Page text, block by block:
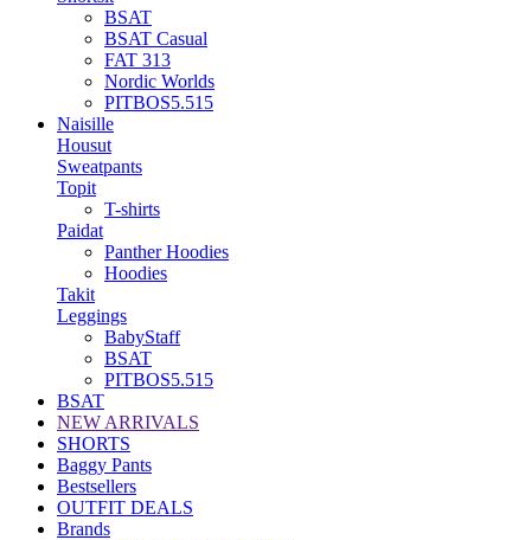
BSAT
BSAT Casual
FAT 313
Nordic Worlds
PITBOS5.515
Naisille
Housut
Sweatpants
Topit
T-shirts
Paidat
Panther Hoodies
Hoodies
Takit
Leggings
BabyStaff
BSAT
PITBOS5.515
BSAT
NEW ARRIVALS
SHORTS
Baggy Pants
Bestsellers
OUTFIT DEALS
Brands